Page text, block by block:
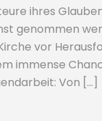
ihres
genommen
vor
immense
Von […]